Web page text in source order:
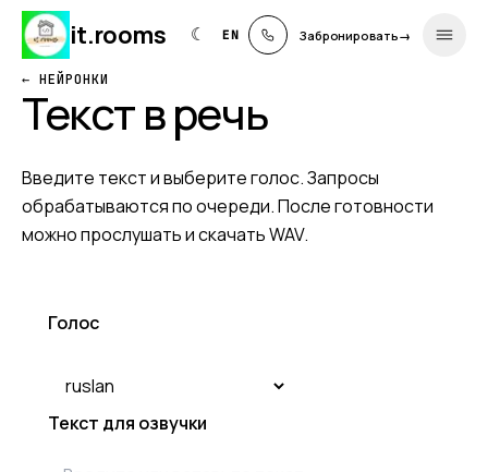
it.rooms ☾ EN Забронировать→
← НЕЙРОНКИ
Текст в речь
Введите текст и выберите голос. Запросы
обрабатываются по очереди. После готовности
можно прослушать и скачать WAV.
Голос
Текст для озвучки